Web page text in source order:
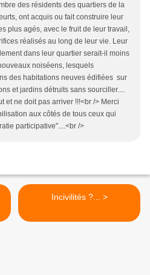
des résidents des quartiers de la
ont acquis ou fait construire leur
plus agés, avec le fruit de leur travail,
réalisés au long de leur vie. Leur
dans leur quartier serait-il moins
noiséens, lesquels
des habitations neuves édifiées sur
et jardins détruits sans sourciller....
et ne doit pas arriver !!!<br /> Merci
aux côtés de tous ceux qui
participative"....<br />
Incivilités ?... >